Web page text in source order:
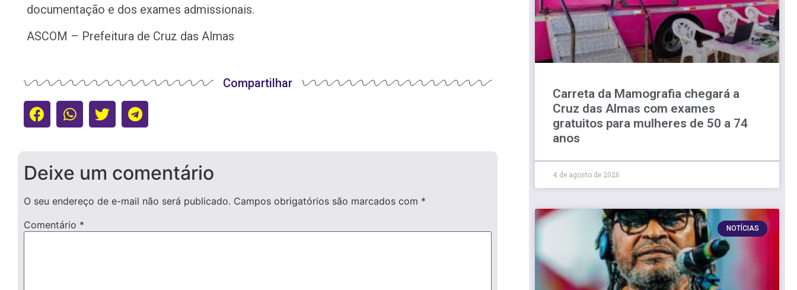
documentação e dos exames admissionais.
ASCOM – Prefeitura de Cruz das Almas
Compartilhar
Deixe um comentário
O seu endereço de e-mail não será publicado. Campos obrigatórios são marcados com *
Comentário *
Carreta da Mamografia chegará a
Cruz das Almas com exames
gratuitos para mulheres de 50 a 74
anos
4 de agosto de 2026
NOTÍCIAS